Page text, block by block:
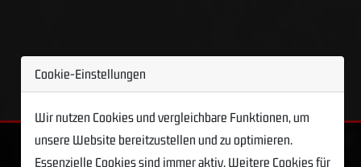
Cookie-Einstellungen
Wir nutzen Cookies und vergleichbare Funktionen, um
unsere Website bereitzustellen und zu optimieren.
Essenzielle Cookies sind immer aktiv. Weitere Cookies für